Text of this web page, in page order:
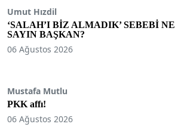
Umut Hızdil
‘SALAH’I BİZ ALMADIK’ SEBEBİ NE
SAYIN BAŞKAN?
06 Ağustos 2026
Mustafa Mutlu
PKK affı!
06 Ağustos 2026